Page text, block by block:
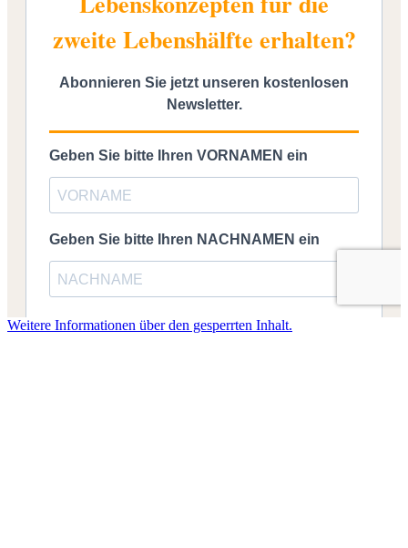
Weitere Informationen über den gesperrten Inhalt.